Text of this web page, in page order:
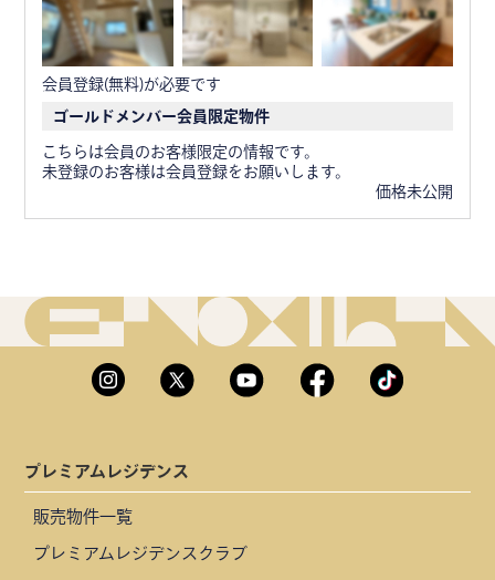
会員登録(無料)が必要です
ゴールドメンバー会員限定物件
こちらは会員のお客様限定の情報です。
未登録のお客様は会員登録をお願いします。
価格未公開
プレミアムレジデンス
販売物件一覧
プレミアムレジデンスクラブ